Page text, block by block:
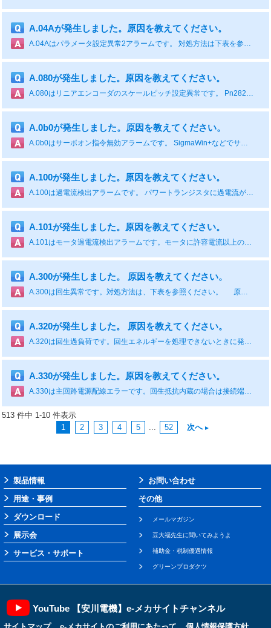
A.04Aが発生しました。原因を教えてください。
A.04Aはパラメータ設定異常2アラームです。 対処方法は下表を参照ください。 原因 確認方法 対処方法 4バイトパラメータのバンクメンバへの登録が，2メンバ分連続して登録されていない - バンクメンバのバイト数を適切な値に変更する。 バンクデータの総数が64を超えた(Pn900 × Pn901 > 64)場合 - バンクデータの総数を64以下にする。 あわせて読みたい！FAQ-30781「A.04A(Σ-Xの場合)」
A.080が発生しました。原因を教えてください。
A.080はリニアエンコーダのスケールピッチ設定異常です。 Pn282(リニアエンコーダのスケールピッチ)の設定が出荷値のままで正しく設定されていないことが考えられます。 設定値に関しては、推奨品であれば各サーボパックの総合カタログに記載されています。それ以外は各リニアエンコーダメーカーへご確認ください。 ※シリアル変換ユニットを中継してリニアエンコーダとサーボパックとを接続する場合、リニアエンコーダのスケールピッチをPn282 に設定する必要があります。 ※シリアル変換ユニットを接続しない場合は、Pn282 の設定は無効となります。 ※Pn282 を正しく設定しないとリニアサーボモータを制御することができません。 原因 確認方法 対処方法 リニアエンコーダのスケールピッチ(Pn282)の設定が出荷時設定のままになっている Pn282の値を確認する。 Pn282の値を正しく設定する。
A.0b0が発生しました。原因を教えてください。
A.0b0はサーボオン指令無効アラームです。 SigmaWin+などでサーボオン後、サーボパックの制御電源を再投入せずに上位装置からサーボオンさせると発生します。 対処方法は下表を参照ください。 原因 確認方法 対処方法 モータ通電する補助機能を実行後，上位装置からサーボオン(SV_ON)コマンドを送信した - サーボパックの電源を再投入する。または，ソフトウェアリセットを実行する。
A.100が発生しました。原因を教えてください。
A.100は過電流検出アラームです。 パワートランジスタに過電流が流れた、またはヒートシンクの過熱が考えられます。 対象方法は、下表を参照ください。 原因 確認方法 対処方法 主回路ケーブルを誤配線した，または接触不良 ケーブルのUVWの相間，UVWと接地間がショートしていないかを確認する。 ケーブルショートの可能性あり。ケーブルを交換する。 主回路ケーブル内部がショート，あるいは地絡した 配線が正しいか確認する。 配線を修正する。 サーボモータ内部がショート，あるいは地絡した モータ端子のUVWの相間，UVWと接地間がショートしていないかを確認する。 サーボモータ故障の可能性あり。サーボモータを交換する。 サーボパック内部のショート，あるいは地絡した サーボパックのサーボモータ接続端子のUVWの相間，UVWと接地間がショートしていないかを確認する。 サーボパック故障の可能性あり。サーボパックを交換する。 回生抵抗を誤配線した，または接触不良 配線が正しいか確認する。 配線を修正する。 ダイナミックブレーキ（DB，サーボパックによる非常停止）の使用頻度が多い，またはDB過負荷アラームが発生している DB抵抗消費電力でDBの使用頻度を確認する。またはアラーム表示でDB過負荷アラーム（A.730またはA.731）が発生していないかを確認する。 DBの使用頻度を下げるように，サーボパックの選定や運転方法，機構を変更する。 回生処理能力がオーバーした SigmaWin+の動作モニタ画面の[回生負荷率]で回生抵抗の使用頻度を確認する。 運転条件と負荷を再検討する。 サーボパックの回生抵抗値が小さ過ぎる SigmaWin+の動作モニタ画面の[回生負荷率]で回生抵抗の使用頻度を確認する。 サーボパックの最小許容抵抗値以上の回生抵抗値に変更する。 サーボモータが停止中または低速時に高負荷がかかった サーボドライバの仕様範囲外の運転条件ではないか確認する。 サーボモータにかかる負荷を軽減する。また，運転速度が高い条件で運転する。 ノイズによる誤動作 配線，設置などのノイズ環境を改善して，効果があるかを確認する。 FGの配線を正しく行うなどのノイズ対策を実施する。また，FGの線種サイズをサーボパック主回路電線サイズに合わせる。 サーボパックの故障 - サーボパックの電源を再投入する。それでもアラームが発生する場合，サーボパック故障の可能性あり。サーボパックを交換する。
A.101が発生しました。原因を教えてください。
A.101はモータ過電流検出アラームです。モータに許容電流以上の電流が流れたときに発生します。 対処方法は下表を参照ください。 原因 確認方法 対処方法 主回路ケーブルを誤配線した，または接触不良 配線が正しいか確認する。 配線を修正する。 主回路ケーブル内部がショート，あるいは地絡した ケーブルのUVWの相間，UVWと接地間がショートしていないかを確認する。 ケーブルショートの可能性あり。ケーブルを交換する。 サーボモータ内部がショート，あるいは地絡した モータ端子のUVWの相間，UVWと接地間がショートしていないかを確認する。 サーボモータ故障の可能性あり。サーボモータを交換する。 サーボパック内部のショート，あるいは地絡した サーボパックのサーボモータ接続端子のUVWの相間，UVWと接地間がショートしていないかを確認する。 サーボパック故障の可能性あり。サーボパックを交換する。 サーボモータが停止中または低速時に高負荷がかかった サーボドライバの仕様範囲外の運転条件ではないか確認する。 サーボモータにかかる負荷を軽減する。また，運転速度が高い条件で運転する。 ノイズによる誤動作 配線，設置などのノイズ環境を改善して，効果があるかを確認する。 FGの配線を正しく行うなどのノイズ対策を実施する。また，FGの線種サイズをサーボパック主回路電線サイズに合わせる。 サーボパックの故障 - サーボパックの電源を再投入する。それでもアラームが発生する場合，サーボパック故障の可能性あり。サーボパックを交換する。
A.300が発生しました。 原因を教えてください。
A.300は回生異常です。対処方法は、下表を参照ください。 原因 確認方法 対処方法 -3R8A, -5R5A, -7R6A, -120A, -180A, -200A, -330Aで，内蔵している回生抵抗を使用する場合に，回生抵抗器接続端子のB2-B3間のジャンパが外れている 電源端子のジャンパ配線を確認する。*4 ジャンパを正しく配線する。 外付け回生抵抗器または回生抵抗ユニットを使用する場合に，配線が不良か，外れている，あるいは断線している 外付け回生抵抗器または回生抵抗ユニットの配線を確認する。*4 外付け回生抵抗器または回生抵抗ユニットを正しく配線する。 -R70A, -R90A, -1R6A, -2R8A, -R70F, -R90F, -2R1F, -2R8Fで，回生抵抗容量(Pn600)に「0」以外を設定し，回生抵抗器を外付けしていない 外付け回生抵抗器の接続とPn600の値を確認する。 外付け回生抵抗器を接続する，または回生抵抗器が不要の場合はPn600（回生抵抗容量）に「0」（設定単位：10 W）を設定する。 -470A, -550A, -590A, -780Aで，回生抵抗器を外付けしていない 外付け回生抵抗器または回生抵抗ユニットの接続とPn600の値を確認する。 外付け回生抵抗器を接続し，Pn600に適切な値を設定する，または，回生抵抗ユニットを接続し，Pn600に0を設定する。 サーボパックの故障 - 主回路電源を投入せずに，サーボパックの制御電源を再投入する。それでもアラームとなる場合，サーボパック故障の可能性あり。サーボパックを交換する。
A.320が発生しました。 原因を教えてください。
A.320は回生過負荷です。回生エネルギーを処理できないときに発生します。 Un00Aで回生負荷率をモニタして100%を超えていないか確認してください。 対処方法は、下表を参照ください。 原因 確認方法 対処方法 電源電圧が仕様範囲よりも高い 電源電圧を測定する。 電源電圧を仕様範囲内に設定する。 外付け回生抵抗値，あるいは回生抵抗容量が不足，または連続回生状態となった 運転条件もしくは容量の確認（容量選定ソフトSigmaJunmaSize+など）を再度実施する。 回生抵抗値，回生抵抗容量を変更する。運転条件の見直し（容量選定ソフトSigmaJunmaSize+など）を再度実施する。 継続的にマイナス負荷がかかり，連続回生状態となった 運転中のサーボモータへの負荷を確認する。 サーボ，機械，運転条件を含めたシステムを再検討する。 外付けの回生抵抗容量より，Pn600（回生抵抗容量）に設定した容量が小さい 回生抵抗器の接続とPn600の値を確認する。 Pn600の設定値を正しくする。 外付けの回生抵抗値より，Pn603（回生抵抗値）に設定した値が小さい 回生抵抗器の接続とPn603の値を確認する。 Pn603の設定値を正しくする。 外付け回生抵抗値が大きい 回生抵抗値が正しいかどうかを確認する。 適正な抵抗値，容量に変更する。 サーボパックの故障 SigmaWin+の動作モニタ画面の[回生負荷率]で回生抵抗の使用頻度を確認する。 サーボパック故障の可能性あり。サーボパックを交換する。
A.330が発生しました。原因を教えてください。
A.330は主回路電源配線エラーです。回生抵抗内蔵の場合は接続端子B2-B3間のジャンパー線が装着されているか確認してください。外付け回生抵抗を使用されている場合は接続が正しいか確認してください。 また、Pn001=n.□X□□(主回路電源AC/DC入力の設定)の設定値と実際の電源仕様が一致しない場合にも発生します。電源の設定値と使用する電源を一致させてください。 下表もご参照ください。 原因 確認方法 対処方法 サーボパック内部の電源電圧が高い状態で回生抵抗器が断線した 回生抵抗器の抵抗値を測定器で測定する。 サーボパック内蔵の回生抵抗器を使用している場合は，サーボパックを交換する。外付け回生抵抗器を使用している場合は，回生抵抗器を交換する。 AC電源入力の設定で，DC電源が入力された 電源がDC電源かどうかを確認する。 電源の設定値と使用する電源を一致させる。 DC電源入力の設定で，AC電源が入力された 電源がAC電源かどうかを確認する。 電源の設定値と使用する電源を一致させる。 SGD□□-R70A, -R90A, -1R6A, -2R8A, -R70F, -R90F, -2R1F, -2R8Fで，回生抵抗容量(Pn600)を「0」以外に設定し，回生抵抗器を外付けしていない 外付け回生抵抗器の接続とPn600の値を確認する。 外付け回生抵抗器を接続する，または外付け回生抵抗器が不要の場合はPn600に0を設定する。 サーボパックの故障 - サーボパック故障の可能性あり。サーボパックを交換する。
513 件中 1-10 件表示
1
2 3 4 5 ... 52 次へ
製品情報
用途・事例
ダウンロード
展示会
サービス・サポート
お問い合わせ
その他
メールマガジン
豆大福先生に聞いてみようよ
補助金・税制優遇情報
グリーンプロダクツ
YouTube 【安川電機】e-メカサイトチャンネル